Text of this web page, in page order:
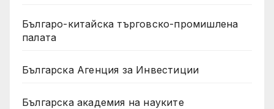
Българо-китайска търговско-промишлена
палата
Българска Агенция за Инвестиции
Българска академия на науките